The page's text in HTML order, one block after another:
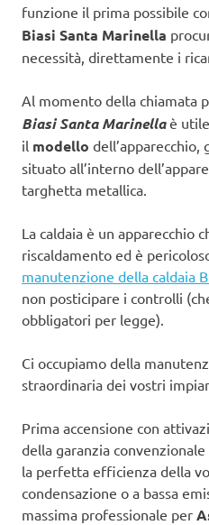
funzione il prima possibile
Biasi Santa Marinella
necessità, direttamente i
Al momento della chiamata
Biasi Santa Marinellaè utile
il modello dell’apparecchio,
situato all’interno
targhetta metallica.
La caldaia è un apparecchio
riscaldamento ed è
manutenzione della caldaia
non posticipare i controlli
obbligatori per legge).
Ci occupiamo della
straordinaria dei vostri
Prima accensione con
della garanzia
la perfetta efficienza della
condensazione o a bassa
massima professionale per